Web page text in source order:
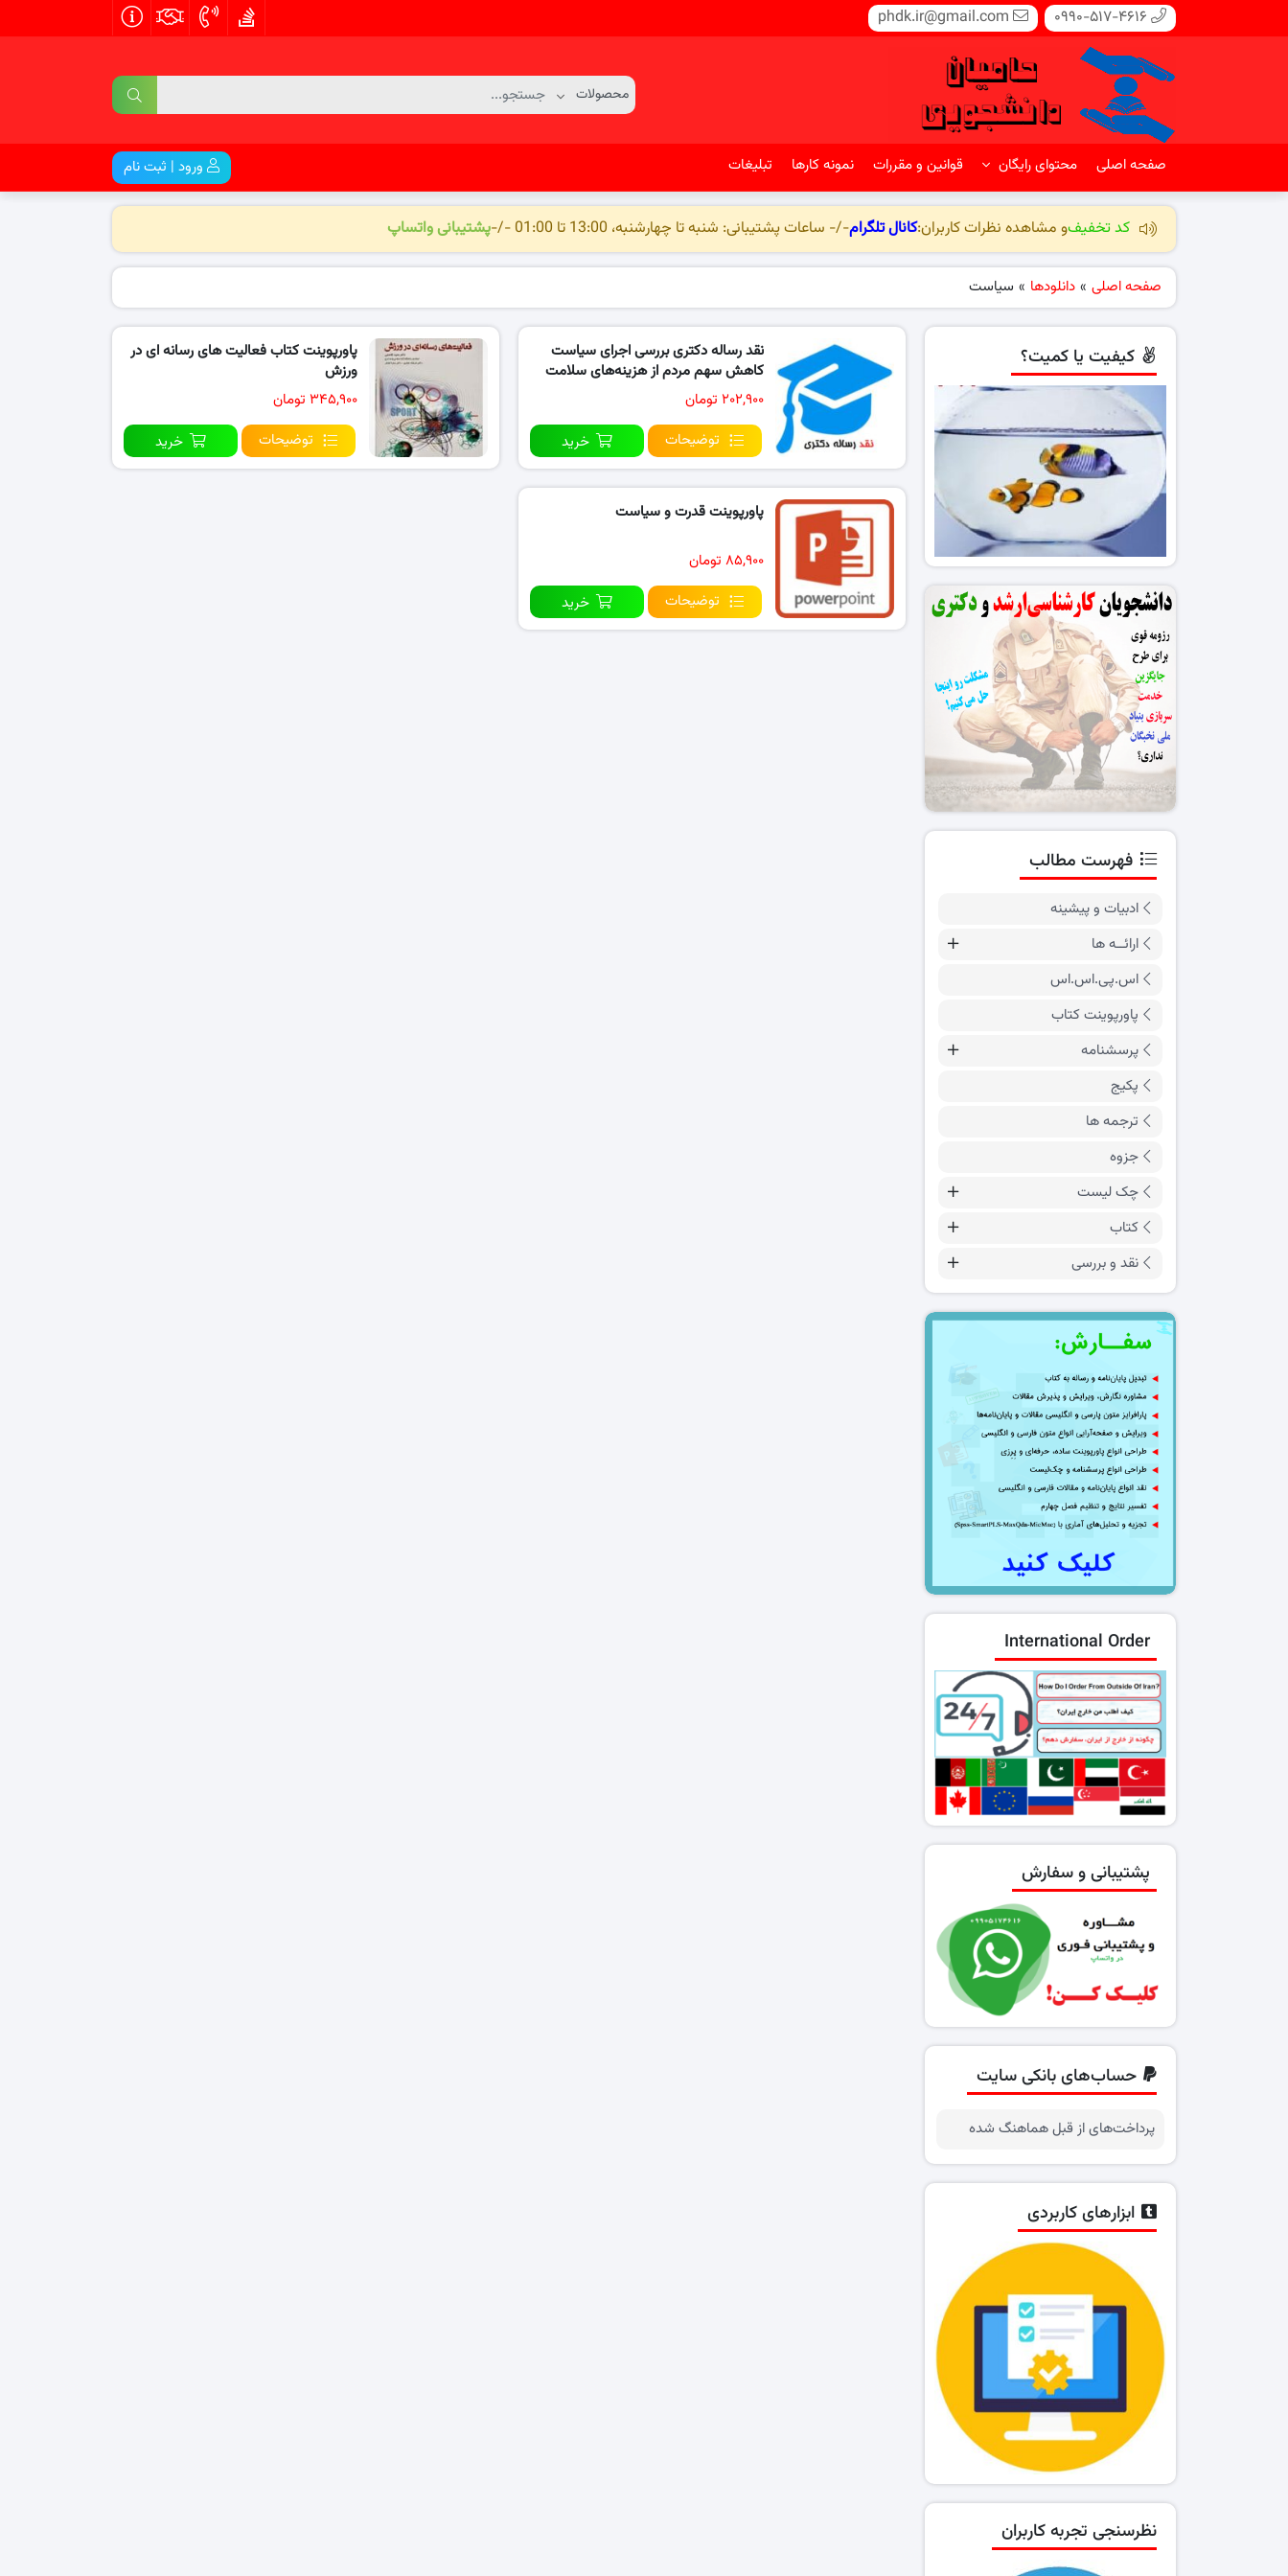
0990-517-4616
phdk.ir@gmail.com
صفحه اصلی محتوای رایگان قوانین و مقررات نمونه کارها تبلیغات ورود | ثبت نام
کد تخفیفو مشاهده نظرات کاربران:کانال تلگرام-/- ساعات پشتیبانی: شنبه تا چهارشنبه، 13:00 تا 01:00 -/- پشتیبانی واتساپ
صفحه اصلی » دانلودها » سیاست
نقد رساله دکتری بررسی اجرای سیاست
کاهش سهم مردم از هزینه‌های سلامت
و..
۲۰۲,۹۰۰ تومان
توضیحات
خرید
پاورپوینت کتاب فعالیت های رسانه ای در
ورزش
۳۴۵,۹۰۰ تومان
توضیحات
خرید
پاورپوینت قدرت و سیاست
۸۵,۹۰۰ تومان
توضیحات
خرید
کیفیت یا کمیت؟
فهرست مطالب
ادبیات و پیشینه
ارائــه ها
اس.پی.اس.اس
پاورپوینت کتاب
پرسشنامه
پکیج
ترجمه ها
جزوه
چک لیست
کتاب
نقد و بررسی
International Order
پشتیبانی و سفارش
حساب‌های بانکی سایت
پرداخت‌های از قبل هماهنگ شده
ابزارهای کاربردی
نظرسنجی تجربه کاربران